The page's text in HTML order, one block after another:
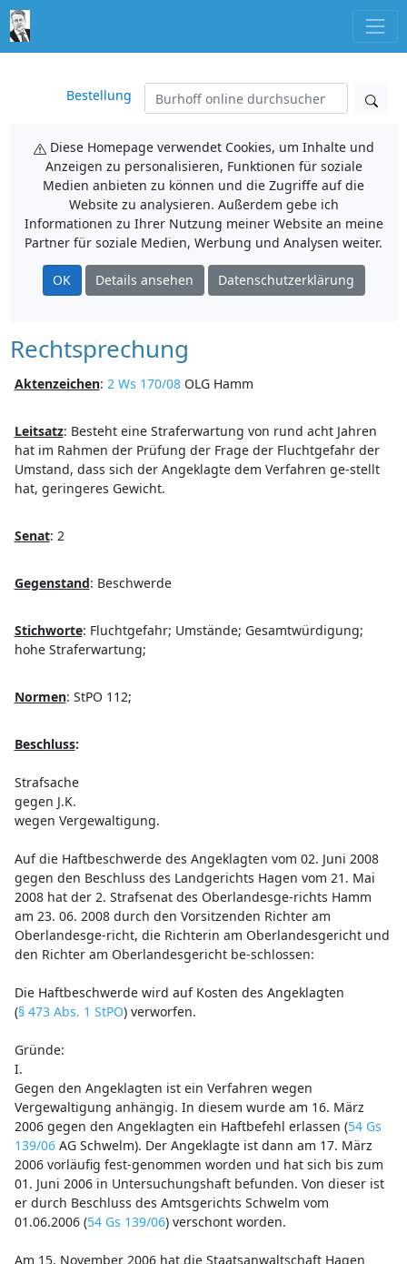
Bestellung
Diese Homepage verwendet Cookies, um Inhalte und
Anzeigen zu personalisieren, Funktionen für soziale
Medien anbieten zu können und die Zugriffe auf die
Website zu analysieren. Außerdem gebe ich
Informationen zu Ihrer Nutzung meiner Website an meine
Partner für soziale Medien, Werbung und Analysen weiter.
OK Details ansehen Datenschutzerklärung
Rechtsprechung
Aktenzeichen: 2 Ws 170/08OLG Hamm
Leitsatz: Besteht eine Straferwartung von rund acht Jahren
hat im Rahmen der Prüfung der Frage der Fluchtgefahr der
Umstand, dass sich der Angeklagte dem Verfahren ge-stellt
hat, geringeres Gewicht.
Senat: 2
Gegenstand: Beschwerde
Stichworte: Fluchtgefahr; Umstände; Gesamtwürdigung;
hohe Straferwartung;
Normen: StPO 112;
Beschluss:
Strafsache
gegen J.K.
wegen Vergewaltigung.
Auf die Haftbeschwerde des Angeklagten vom 02. Juni 2008
gegen den Beschluss des Landgerichts Hagen vom 21. Mai
2008 hat der 2. Strafsenat des Oberlandesge-richts Hamm
am 23. 06. 2008 durch den Vorsitzenden Richter am
Oberlandesge-richt, die Richterin am Oberlandesgericht und
den Richter am Oberlandesgericht be-schlossen:
Die Haftbeschwerde wird auf Kosten des Angeklagten
(§ 473 Abs. 1 StPO) verworfen.
Gründe:
I.
Gegen den Angeklagten ist ein Verfahren wegen
Vergewaltigung anhängig. In diesem wurde am 16. März
2006 gegen den Angeklagten ein Haftbefehl erlassen (54 Gs
139/06AG Schwelm). Der Angeklagte ist dann am 17. März
2006 vorläufig fest-genommen worden und hat sich bis zum
01. Juni 2006 in Untersuchungshaft befunden. Von dieser ist
er durch Beschluss des Amtsgerichts Schwelm vom
01.06.2006 (54 Gs 139/06) verschont worden.
Am 15. November 2006 hat die Staatsanwaltschaft Hagen